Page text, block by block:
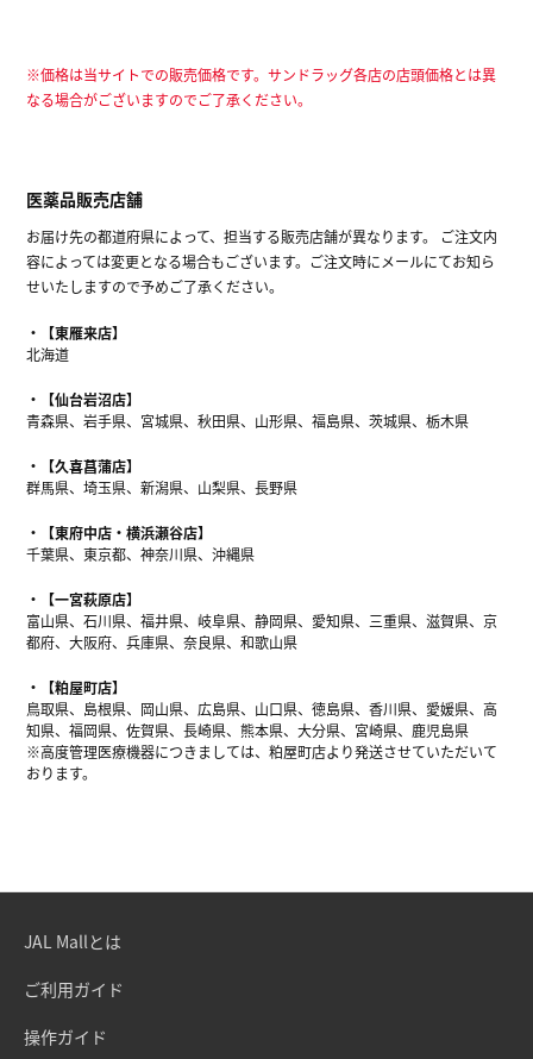
※価格は当サイトでの販売価格です。サンドラッグ各店の店頭価格とは異
なる場合がございますのでご了承ください。
医薬品販売店舗
お届け先の都道府県によって、担当する販売店舗が異なります。 ご注文内
容によっては変更となる場合もございます。ご注文時にメールにてお知ら
せいたしますので予めご了承ください。
【東雁来店】
北海道
【仙台岩沼店】
青森県、岩手県、宮城県、秋田県、山形県、福島県、茨城県、栃木県
【久喜菖蒲店】
群馬県、埼玉県、新潟県、山梨県、長野県
【東府中店・横浜瀬谷店】
千葉県、東京都、神奈川県、沖縄県
【一宮萩原店】
富山県、石川県、福井県、岐阜県、静岡県、愛知県、三重県、滋賀県、京
都府、大阪府、兵庫県、奈良県、和歌山県
【粕屋町店】
鳥取県、島根県、岡山県、広島県、山口県、徳島県、香川県、愛媛県、高
知県、福岡県、佐賀県、長崎県、熊本県、大分県、宮崎県、鹿児島県
※高度管理医療機器につきましては、粕屋町店より発送させていただいて
おります。
JAL Mallとは
ご利用ガイド
操作ガイド